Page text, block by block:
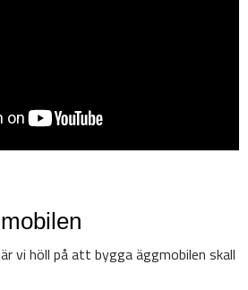
vi höll på att bygga äggmobilen skall